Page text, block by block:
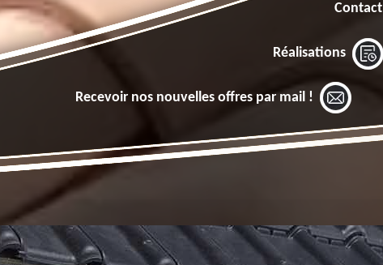
Contact
Réalisations
Recevoir nos nouvelles offres par mail !